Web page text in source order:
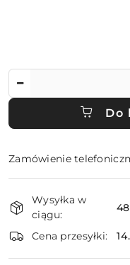
Do
Zamówienie
i
dostawa
Wysyłka w
ciągu:
Cena przesyłki: